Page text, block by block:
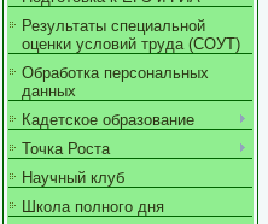
Результаты специальной
оценки условий труда (СОУТ)
Обработка персональных
данных
Кадетское образование
Точка Роста
Научный клуб
Школа полного дня